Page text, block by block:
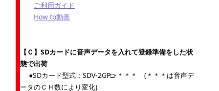
ご利用ガイド
How to動画
【Ｃ】SDカードに音声データを入れて登録準備をした状
態で出荷
●SDカード型式：SDV-2GP□-＊＊＊ (＊＊＊は音声デ
ータのＣＨ数により変化)